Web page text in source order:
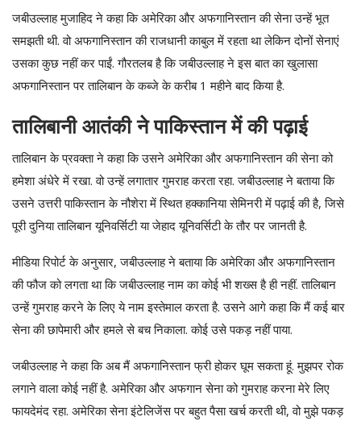
जबीउल्लाह मुजाहिद ने कहा कि अमेरिका और अफगानिस्तान की सेना उन्हें भूत
समझती थी. वो अफगानिस्तान की राजधानी काबुल में रहता था लेकिन दोनों सेनाएं
उसका कुछ नहीं कर पाईं. गौरतलब है कि जबीउल्लाह ने इस बात का खुलासा
अफगानिस्तान पर तालिबान के कब्जे के करीब 1 महीने बाद किया है.
तालिबानी आतंकी ने पाकिस्तान में की पढ़ाई
तालिबान के प्रवक्ता ने कहा कि उसने अमेरिका और अफगानिस्तान की सेना को
हमेशा अंधेरे में रखा. वो उन्हें लगातार गुमराह करता रहा. जबीउल्लाह ने बताया कि
उसने उत्तरी पाकिस्तान के नौशेरा में स्थित हक्कानिया सेमिनरी में पढ़ाई की है, जिसे
पूरी दुनिया तालिबान यूनिवर्सिटी या जेहाद यूनिवर्सिटी के तौर पर जानती है.
मीडिया रिपोर्ट के अनुसार, जबीउल्लाह ने बताया कि अमेरिका और अफगानिस्तान
की फौज को लगता था कि जबीउल्लाह नाम का कोई भी शख्स है ही नहीं. तालिबान
उन्हें गुमराह करने के लिए ये नाम इस्तेमाल करता है. उसने आगे कहा कि मैं कई बार
सेना की छापेमारी और हमले से बच निकाला. कोई उसे पकड़ नहीं पाया.
जबीउल्लाह ने कहा कि अब मैं अफगानिस्तान फ्री होकर घूम सकता हूं. मुझपर रोक
लगाने वाला कोई नहीं है. अमेरिका और अफगान सेना को गुमराह करना मेरे लिए
फायदेमंद रहा. अमेरिका सेना इंटेलिजेंस पर बहुत पैसा खर्च करती थी, वो मुझे पकड़